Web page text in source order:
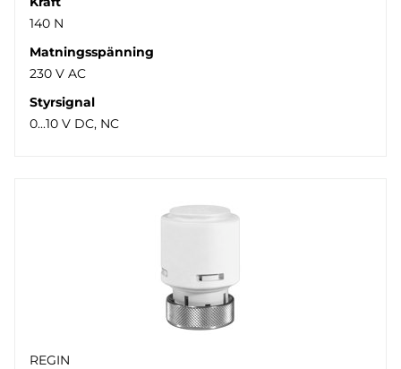
140 N
Matningsspänning
230 V AC
Styrsignal
0...10 V DC, NC
REGIN